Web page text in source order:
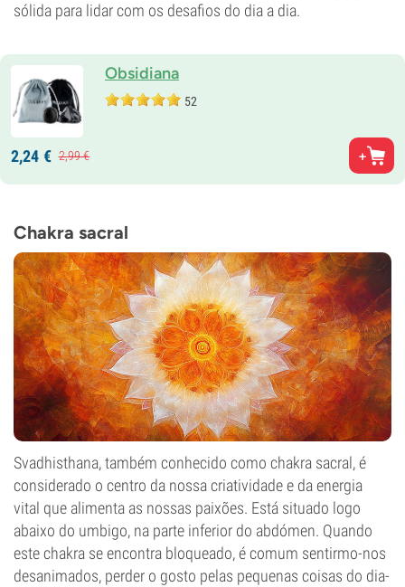
sólida para lidar com os desafios do dia a dia.
Obsidiana
52
2,24 € 2,99€
Chakra sacral
Svadhisthana, também conhecido como chakra sacral, é
considerado o centro da nossa criatividade e da energia
vital que alimenta as nossas paixões. Está situado logo
abaixo do umbigo, na parte inferior do abdómen. Quando
este chakra se encontra bloqueado, é comum sentirmo-nos
desanimados, perder o gosto pelas pequenas coisas do dia-